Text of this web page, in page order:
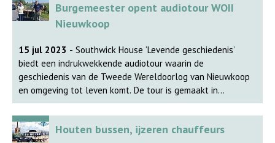
Burgemeester opent audiotour WOII
Nieuwkoop
15 jul 2023 - Southwick House ‘Levende geschiedenis’
biedt een indrukwekkende audiotour waarin de
geschiedenis van de Tweede Wereldoorlog van Nieuwkoop
en omgeving tot leven komt. De tour is gemaakt in
samenwerking met het Historisch Genootschap Nieuwkoop
e.o. en start en eindigt bij het onderkomen van het HGN op
het terrein va De Zevensprong aan de Noordenseweg.
Houten bussen, ijzeren chauffeurs